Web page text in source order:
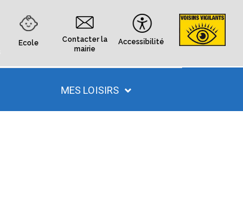
Ecole
Contacter la
mairie
Accessibilité
MES LOISIRS